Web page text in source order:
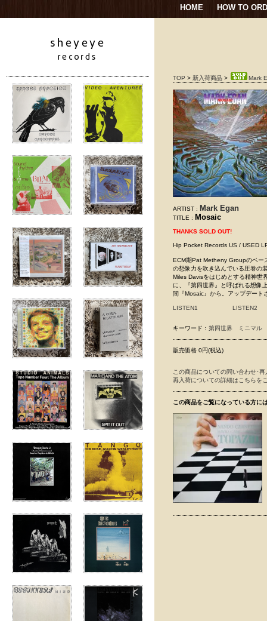
HOME HOW TO
TOP > 新入荷商品 > Mark
ARTIST : Mark Egan
TITLE : Mosaic
THANKS SOLD OUT!
Hip Pocket Records US / USED
ECM期Pat Metheny Groupのベー
の想像力を吹き込んでいる圧巻の
Miles Davisをはじめとする精神世
に、『第四世界』と呼ばれる想像
間『Mosaic』から。アップデート
LISTEN1 LISTEN2
キーワード： 第四世界 ミニマル
販売価格 0円(税込)
この商品についての問い合わせ･
再入荷についての詳細はこちらを
この商品をご覧になっている方に